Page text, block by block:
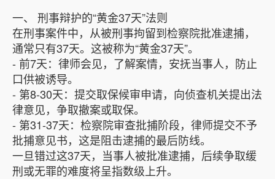
一、 刑事辩护的“黄金37天”法则
在刑事案件中，从被刑事拘留到检察院批准逮捕，
通常只有37天。这被称为“黄金37天”。
- 前7天：律师会见，了解案情，安抚当事人，防止
口供被诱导。
- 第8-30天：提交取保候审申请，向侦查机关提出法
律意见，争取撤案或取保。
- 第31-37天：检察院审查批捕阶段，律师提交不予
批捕意见书，这是阻击逮捕的最后防线。
一旦错过这37天，当事人被批准逮捕，后续争取缓
刑或无罪的难度将呈指数级上升。